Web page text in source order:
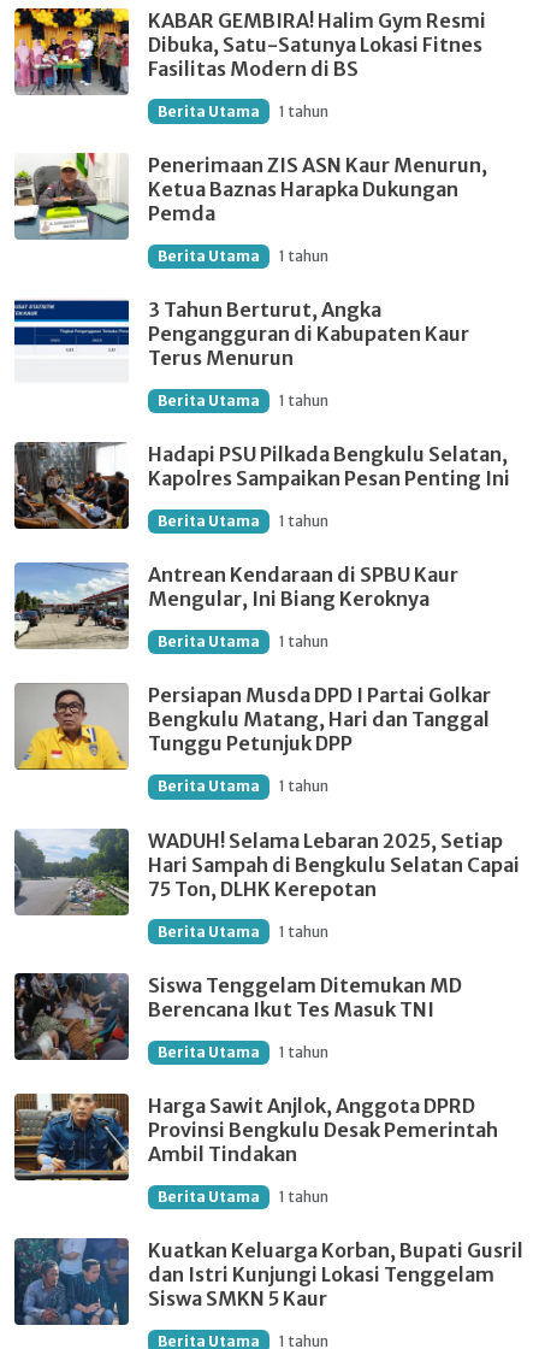
KABAR GEMBIRA! Halim Gym Resmi
Dibuka, Satu-Satunya Lokasi Fitnes
Fasilitas Modern di BS
Berita Utama 1 tahun
Penerimaan ZIS ASN Kaur Menurun,
Ketua Baznas Harapka Dukungan
Pemda
Berita Utama 1 tahun
3 Tahun Berturut, Angka
Pengangguran di Kabupaten Kaur
Terus Menurun
Berita Utama 1 tahun
Hadapi PSU Pilkada Bengkulu Selatan,
Kapolres Sampaikan Pesan Penting Ini
Berita Utama 1 tahun
Antrean Kendaraan di SPBU Kaur
Mengular, Ini Biang Keroknya
Berita Utama 1 tahun
Persiapan Musda DPD I Partai Golkar
Bengkulu Matang, Hari dan Tanggal
Tunggu Petunjuk DPP
Berita Utama 1 tahun
WADUH! Selama Lebaran 2025, Setiap
Hari Sampah di Bengkulu Selatan Capai
75 Ton, DLHK Kerepotan
Berita Utama 1 tahun
Siswa Tenggelam Ditemukan MD
Berencana Ikut Tes Masuk TNI
Berita Utama 1 tahun
Harga Sawit Anjlok, Anggota DPRD
Provinsi Bengkulu Desak Pemerintah
Ambil Tindakan
Berita Utama 1 tahun
Kuatkan Keluarga Korban, Bupati Gusril
dan Istri Kunjungi Lokasi Tenggelam
Siswa SMKN 5 Kaur
Berita Utama 1 tahun